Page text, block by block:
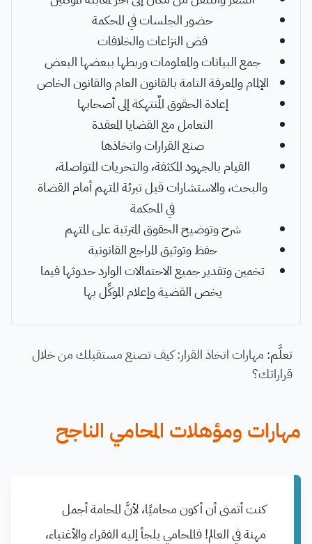
حضور الجلسات في المحكمة
فض النزاعات والخلافات
جمع البيانات والمعلومات وربطها ببعضها البعض
الإلمام والمعرفة التامة بالقانون العام والقانون الخاص
إعادة الحقوق المٌنتهكة إلى أصحابها
التعامل مع القضايا المعقدة
صنع القرارات واتخاذها
القيام بالجهود المكثفة، والتحريات المتواصلة،
والبحث، والاستشارات قبل تبرئة المتهم أمام القضاة
في المحكمة
شرح وتوضيح الحقوق المترتبة على المتهم
حفظ وتوثيق المراجع القانونية
تخمين وتقدير جميع الاحتمالات الوارد حدوثها فيما
يخص القضية وإعلام الموكِّل بها
تعلَّم: مهارات اتخاذ القرار: كيف تصنع مستقبلك من خلال
قراراتك؟
مهارات ومؤهلات المحامي الناجح
كنت أتمنى أن أكون محاميًا، لأنَّ المحامة أجمل
مهنة في العالم! فالمحامي يلجأ إليه الفقراء والأغنياء،